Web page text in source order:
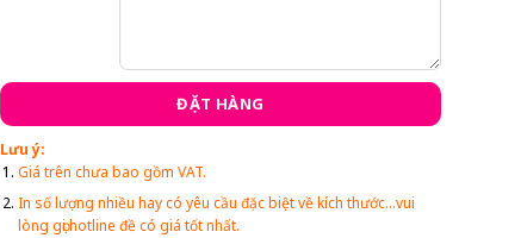
ĐẶT HÀNG
Lưu ý:
Giá trên chưa bao gồm VAT.
In số lượng nhiều hay có yêu cầu đặc biệt về kích thước...vui
lòng gọi hotline đề có giá tốt nhất.